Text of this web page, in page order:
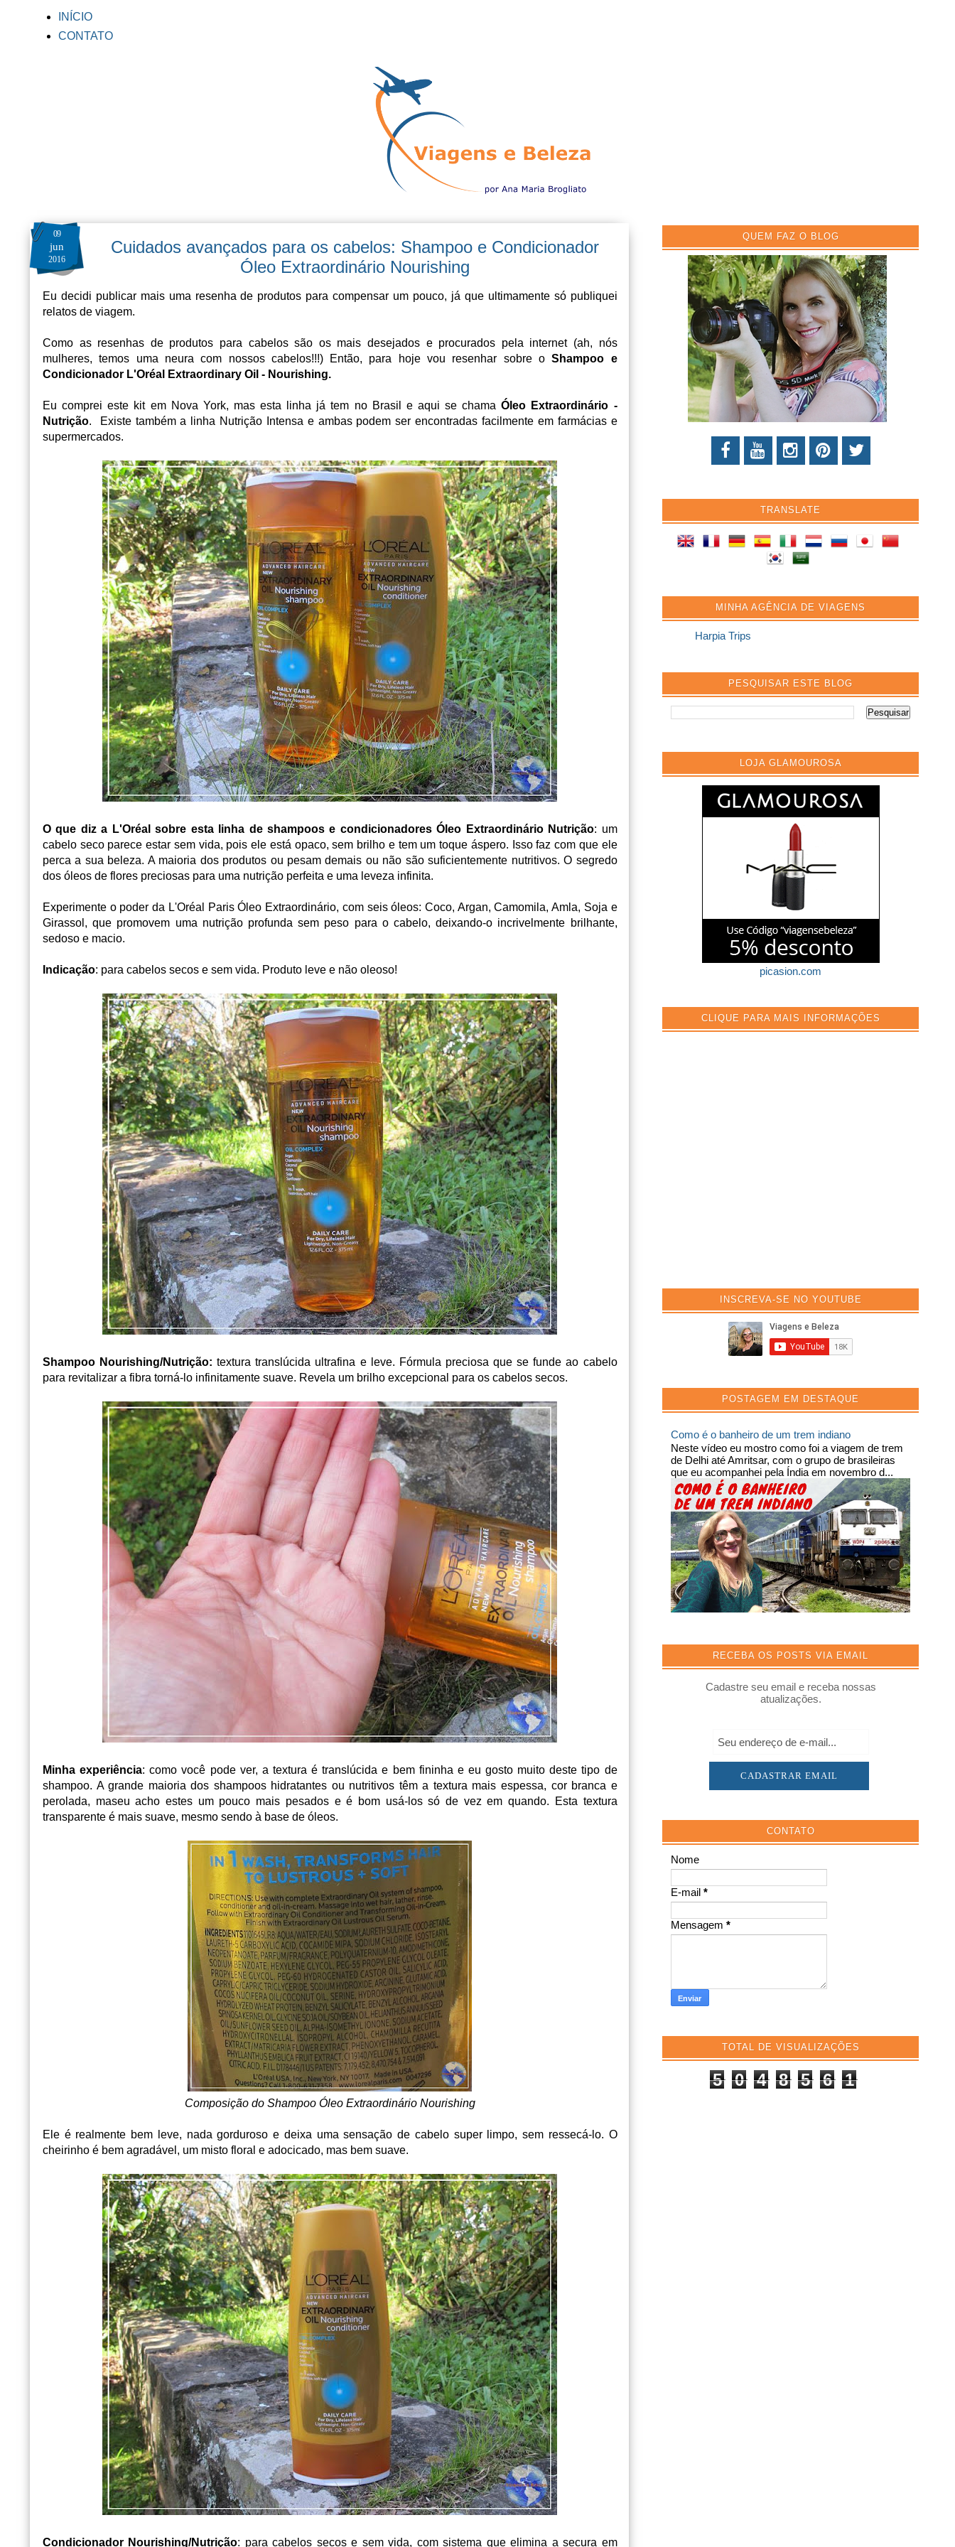
INÍCIO
CONTATO
09
jun
2016
Cuidados avançados para os cabelos: Shampoo e Condicionador
Óleo Extraordinário Nourishing
Eu decidi publicar mais uma resenha de produtos para compensar um pouco, já que ultimamente só publiquei
relatos de viagem.
Como as resenhas de produtos para cabelos são os mais desejados e procurados pela internet (ah, nós
mulheres, temos uma neura com nossos cabelos!!!) Então, para hoje vou resenhar sobre oShampoo e
Condicionador L'Oréal Extraordinary Oil - Nourishing.
Eu comprei este kit em Nova York, mas esta linha já tem no Brasil e aqui se chamaÓleo Extraordinário -
Nutrição. Existe também a linha Nutrição Intensa e ambas podem ser encontradas facilmente em farmácias e
supermercados.
O que diz a L'Oréal sobre esta linha de shampoos e condicionadores Óleo Extraordinário Nutrição: um
cabelo seco parece estar sem vida, pois ele está opaco, sem brilho e tem um toque áspero. Isso faz com que ele
perca a sua beleza. A maioria dos produtos ou pesam demais ou não são suficientemente nutritivos. O segredo
dos óleos de flores preciosas para uma nutrição perfeita e uma leveza infinita.
Experimente o poder da L'Oréal Paris Óleo Extraordinário, com seis óleos: Coco, Argan, Camomila, Amla, Soja e
Girassol, que promovem uma nutrição profunda sem peso para o cabelo, deixando-o incrivelmente brilhante,
sedoso e macio.
Indicação: para cabelos secos e sem vida. Produto leve e não oleoso!
Shampoo Nourishing/Nutrição: textura translúcida ultrafina e leve. Fórmula preciosa que se funde ao cabelo
para revitalizar a fibra torná-lo infinitamente suave. Revela um brilho excepcional para os cabelos secos.
Minha experiência: como você pode ver, a textura é translúcida e bem fininha e eu gosto muito deste tipo de
shampoo. A grande maioria dos shampoos hidratantes ou nutritivos têm a textura mais espessa, cor branca e
perolada, maseu acho estes um pouco mais pesados e é bom usá-los só de vez em quando. Esta textura
transparente é mais suave, mesmo sendo à base de óleos.
Composição do Shampoo Óleo Extraordinário Nourishing
Ele é realmente bem leve, nada gorduroso e deixa uma sensação de cabelo super limpo, sem ressecá-lo. O
cheirinho é bem agradável, um misto floral e adocicado, mas bem suave.
Condicionador Nourishing/Nutrição: para cabelos secos e sem vida, com sistema que elimina a secura em
QUEM FAZ O BLOG
TRANSLATE
MINHA AGÊNCIA DE VIAGENS
Harpia Trips
PESQUISAR ESTE BLOG
LOJA GLAMOUROSA
picasion.com
CLIQUE PARA MAIS INFORMAÇÕES
INSCREVA-SE NO YOUTUBE
POSTAGEM EM DESTAQUE
Como é o banheiro de um trem indiano
Neste vídeo eu mostro como foi a viagem de trem
de Delhi até Amritsar, com o grupo de brasileiras
que eu acompanhei pela Índia em novembro d...
RECEBA OS POSTS VIA EMAIL
Cadastre seu email e receba nossas
atualizações.
CONTATO
Nome
E-mail *
Mensagem *
TOTAL DE VISUALIZAÇÕES
5 0 4 8 5 6 1